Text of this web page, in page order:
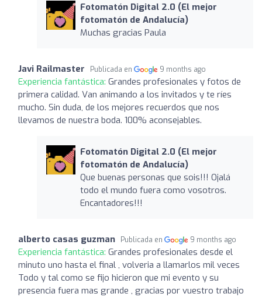
Fotomatón Digital 2.0 (El mejor
fotomatón de Andalucía)
Muchas gracias Paula
Javi Railmaster Publicada en 9 months ago
Experiencia fantástica: Grandes profesionales y fotos de
primera calidad. Van animando a los invitados y te ríes
mucho. Sin duda, de los mejores recuerdos que nos
llevamos de nuestra boda. 100% aconsejables.
Fotomatón Digital 2.0 (El mejor
fotomatón de Andalucía)
Que buenas personas que sois!!! Ojalá
todo el mundo fuera como vosotros.
Encantadores!!!
alberto casas guzman Publicada en 9 months ago
Experiencia fantástica: Grandes profesionales desde el
minuto uno hasta el final , volveria a llamarlos mil veces
Todo y tal como se fijo hicieron que mi evento y su
presencia fuera mas grande , gracias por vuestro trabajo